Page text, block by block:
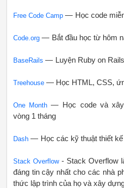
Free Code Camp— Học code
Code.org— Bắt đầu học từ hôm
BaseRails — Luyện Ruby on
Treehouse— Học HTML, CSS,
One Month— Học code và xây
vòng 1 tháng
Dash— Học các kỹ thuật thiết kế
Stack Overflow- Stack Overflow
đáng tin cậy nhất cho các nhà
thức lập trình của họ và xây